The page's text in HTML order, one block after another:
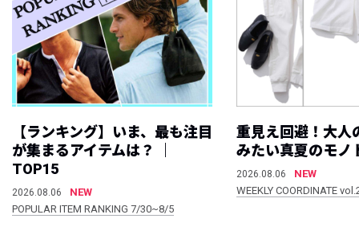
【ランキング】いま、最も注目
が集まるアイテムは？ ｜
TOP15
2026.08.06
NEW
POPULAR ITEM RANKING 7/30~8/5
重見え回避！大人
みたい真夏のモノ
2026.08.06
NEW
WEEKLY COORDINATE